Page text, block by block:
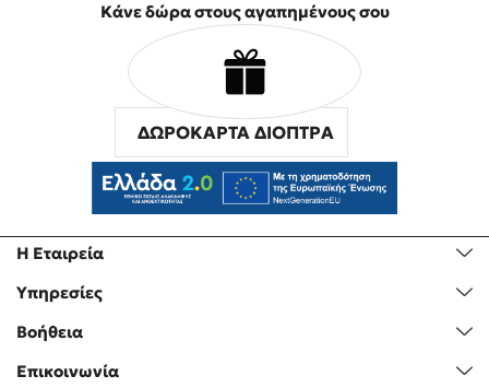
Η Εταιρεία
Υπηρεσίες
Βοήθεια
Επικοινωνία
Κάνε δώρα στους αγαπημένους σου
ΔΩΡΟΚΑΡΤΑ ΔΙΟΠΤΡΑ